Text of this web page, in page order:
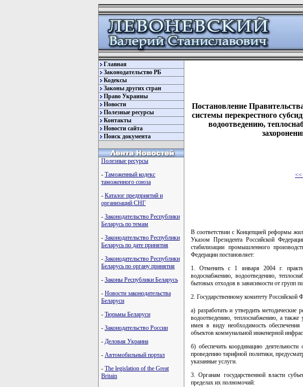
Главная
Законодательство РБ
Кодексы
Законы других стран
Право Украины
Новости
Полезные ресурсы
Контакты
Новости сайта
Поиск документа
Полезные ресурсы
- Таможенный кодекс
таможенного союза
- Каталог предприятий и
организаций СНГ
- Законодательство Республики
Беларусь по темам
- Законодательство Республики
Беларусь по дате принятия
- Законодательство Республики
Беларусь по органу принятия
- Законы Республики Беларусь
- Новости законодательства
Беларуси
- Тюрьмы Беларуси
- Законодательство России
- Деловая Украина
- Автомобильный портал
- The legislation of the Great
Britain
Постановление
системы перекрестного
водоотведению,
<<
В соответствии с Концепцией реформы
Указом Президента Российской
стабилизации промышленного
Федерации постановляет:
1. Отменить с 1 января 2004 г.
водоснабжению, водоотведению,
бытовых отходов в зависимости от групп
2. Государственному комитету
а) разработать и утвердить
водоотведению, теплоснабжению, а
имея в виду необходимость обеспечения
объектов коммунальной инженерной
б) обеспечить координацию
проведению тарифной политики,
указанные услуги.
3. Органам государственной власти
пределах их полномочий: